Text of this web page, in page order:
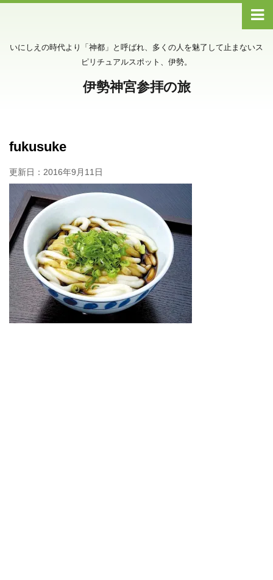
いにしえの時代より「神都」と呼ばれ、多くの人を魅了して止まないス
ピリチュアルスポット、伊勢。
伊勢神宮参拝の旅
fukusuke
更新日： 2016年9月11日